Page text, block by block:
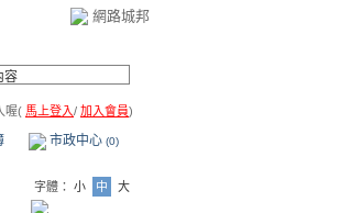
網路城邦
喔( 馬上登入/ 加入會員)
市政中心 (0)
字體： 小 中 大